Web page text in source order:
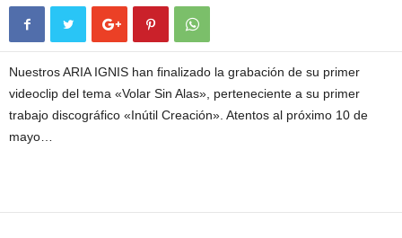
Nuestros ARIA IGNIS han finalizado la grabación de su primer
videoclip del tema «Volar Sin Alas», perteneciente a su primer
trabajo discográfico «Inútil Creación». Atentos al próximo 10 de
mayo…